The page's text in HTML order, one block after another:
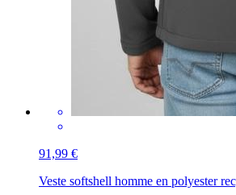
91,99 €
Veste softshell homme en polyester